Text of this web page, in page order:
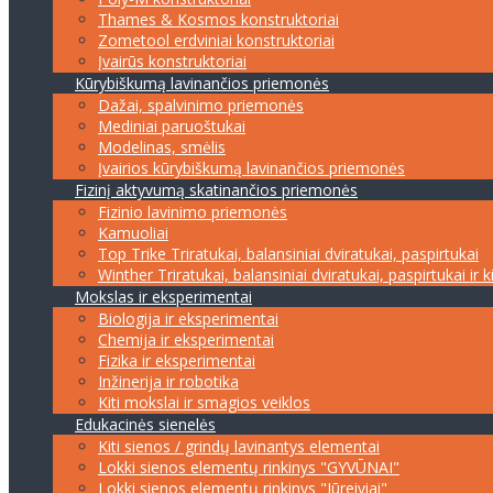
Thames & Kosmos konstruktoriai
Zometool erdviniai konstruktoriai
Įvairūs konstruktoriai
Kūrybiškumą lavinančios priemonės
Dažai, spalvinimo priemonės
Mediniai paruoštukai
Modelinas, smėlis
Įvairios kūrybiškumą lavinančios priemonės
Fizinį aktyvumą skatinančios priemonės
Fizinio lavinimo priemonės
Kamuoliai
Top Trike Triratukai, balansiniai dviratukai, paspirtukai
Winther Triratukai, balansiniai dviratukai, paspirtukai ir
Mokslas ir eksperimentai
Biologija ir eksperimentai
Chemija ir eksperimentai
Fizika ir eksperimentai
Inžinerija ir robotika
Kiti mokslai ir smagios veiklos
Edukacinės sienelės
Kiti sienos / grindų lavinantys elementai
Lokki sienos elementų rinkinys "GYVŪNAI"
Lokki sienos elementų rinkinys "Jūreiviai"